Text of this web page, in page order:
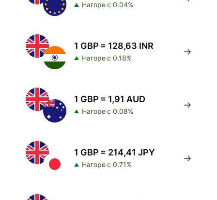
Нагоре с 0.04%
1 GBP = 128,63 INR
Нагоре с 0.18%
1 GBP = 1,91 AUD
Нагоре с 0.08%
1 GBP = 214,41 JPY
Нагоре с 0.71%